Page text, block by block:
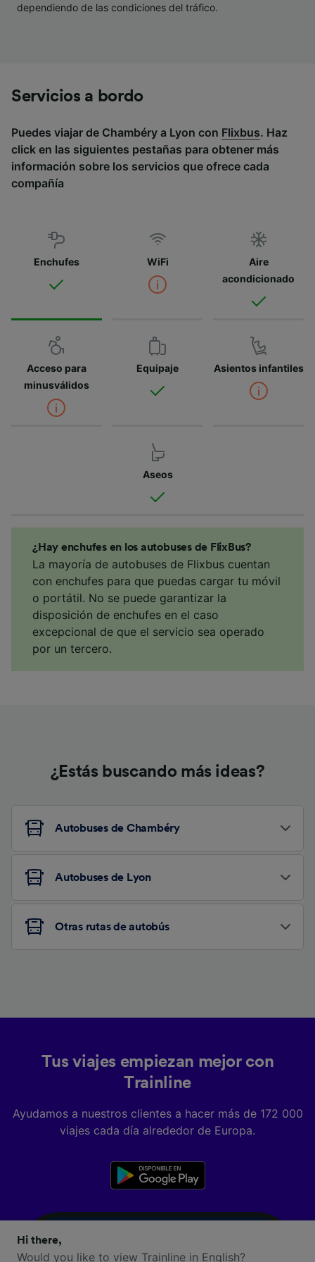
dependiendo de las condiciones del tráfico.
Servicios a bordo
Puedes viajar de Chambéry a Lyon con Flixbus. Haz
click en las siguientes pestañas para obtener más
información sobre los servicios que ofrece cada
compañía
Enchufes WiFi
Aire
acondicionado
Acceso para
minusválidos
Equipaje Asientos infantiles
Aseos
¿Hay enchufes en los autobuses de FlixBus?
La mayoría de autobuses de Flixbus cuentan
con enchufes para que puedas cargar tu móvil
o portátil. No se puede garantizar la
disposición de enchufes en el caso
excepcional de que el servicio sea operado
por un tercero.
¿Estás buscando más ideas?
Autobuses de Chambéry
Autobuses de Lyon
Otras rutas de autobús
Tus viajes empiezan mejor con
Trainline
Ayudamos a nuestros clientes a hacer más de 172 000
viajes cada día alrededor de Europa.
Hi there,
Would you like to view Trainline in English?